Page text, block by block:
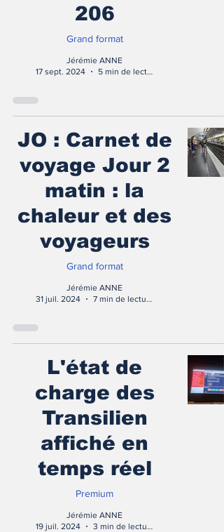
206
Grand format
Jérémie ANNE
17 sept. 2024
5 min de lecture
JO : Carnet de
voyage Jour 2
matin : la
chaleur et des
voyageurs
Grand format
Jérémie ANNE
31 juil. 2024
7 min de lecture
L'état de
charge des
Transilien
affiché en
temps réel
Premium
Jérémie ANNE
19 juil. 2024
3 min de lecture